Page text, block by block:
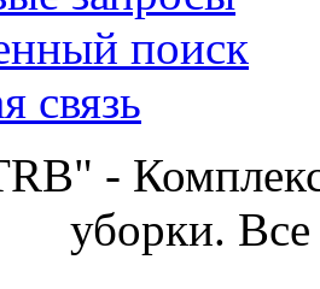
поиск
связь
-
уборки.